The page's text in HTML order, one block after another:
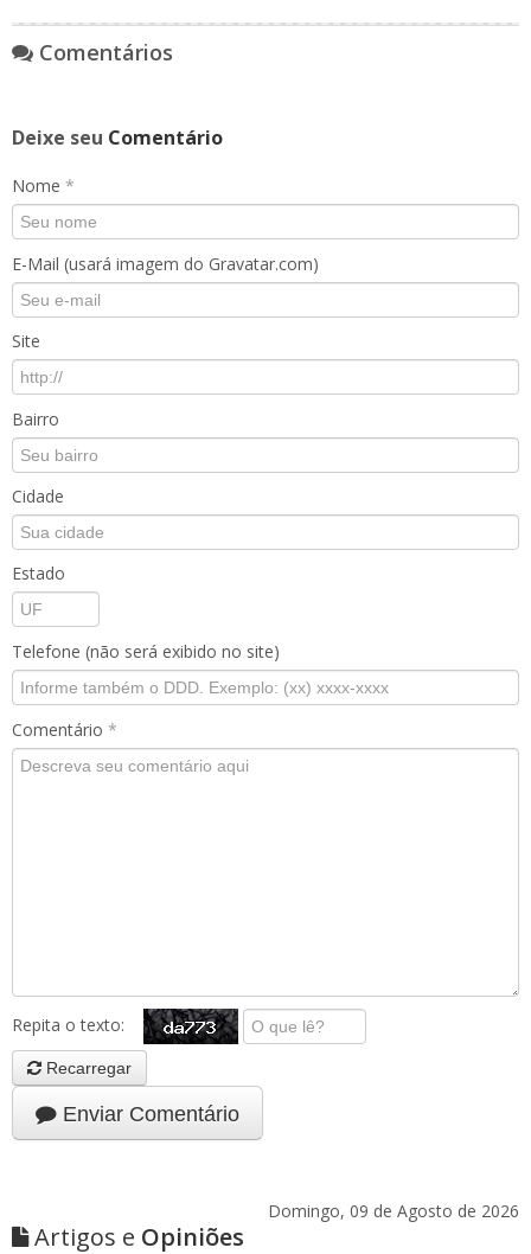
Comentários
Deixe seu Comentário
Nome *
E-Mail (usará imagem do Gravatar.com)
Site
Bairro
Cidade
Estado
Telefone (não será exibido no site)
Comentário *
Repita o texto:
Recarregar
Enviar Comentário
Domingo, 09 de Agosto de 2026
Artigos e Opiniões